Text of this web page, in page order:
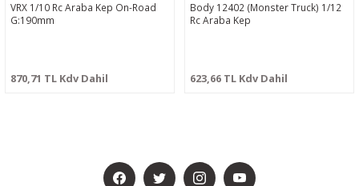
VRX 1/10 Rc Araba Kep On-Road
G:190mm
870,71 TL Kdv Dahil
Body 12402 (Monster Truck) 1/12
Rc Araba Kep
623,66 TL Kdv Dahil